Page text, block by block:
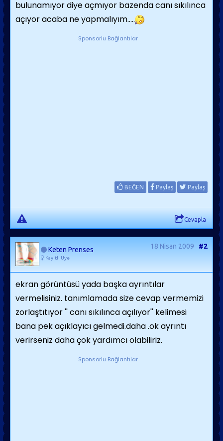
bulunamıyor diye açmıyor bazenda canı sıkılınca
açıyor acaba ne yapmalıyım.....
Sponsorlu Bağlantılar
BEĞEN Paylaş Paylaş
Cevapla
Keten Prenses
Kayıtlı Üye
18 Nisan 2009 #2
ekran görüntüsü yada başka ayrıntılar
vermelisiniz. tanımlamada size cevap vermemizi
zorlaştıtıyor '' canı sıkılınca açılıyor'' kelimesi
bana pek açıklayıcı gelmedi.daha .ok ayrıntı
verirseniz daha çok yardımcı olabiliriz.
Sponsorlu Bağlantılar